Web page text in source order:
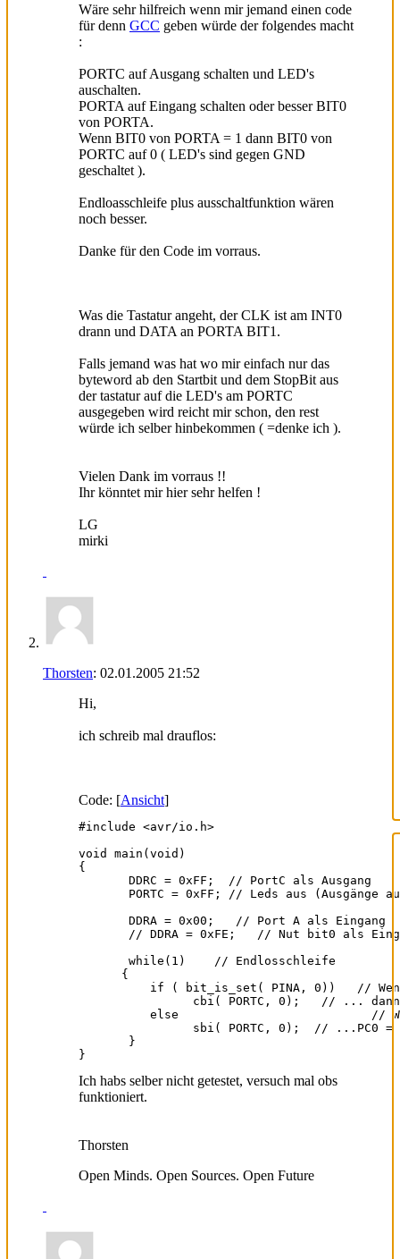
Wäre sehr hilfreich wenn mir jemand einen code
für denn GCC geben würde der folgendes macht
:
PORTC auf Ausgang schalten und LED's
auschalten.
PORTA auf Eingang schalten oder besser BIT0
von PORTA.
Wenn BIT0 von PORTA = 1 dann BIT0 von
PORTC auf 0 ( LED's sind gegen GND
geschaltet ).
Endloasschleife plus ausschaltfunktion wären
noch besser.
Danke für den Code im vorraus.
Was die Tastatur angeht, der CLK ist am INT0
drann und DATA an PORTA BIT1.
Falls jemand was hat wo mir einfach nur das
byteword ab den Startbit und dem StopBit aus
der tastatur auf die LED's am PORTC
ausgegeben wird reicht mir schon, den rest
würde ich selber hinbekommen ( =denke ich ).
Vielen Dank im vorraus !!
Ihr könntet mir hier sehr helfen !
LG
mirki
Thorsten: 02.01.2005 21:52
Hi,
ich schreib mal drauflos:
Code: [Ansicht]
#include <avr/io.h>
void main(void)
{
       DDRC = 0xFF;  // PortC als Ausgang
PORTC = 0xFF; // Leds aus (Ausgänge
       DDRA = 0x00;   // Port A als Eingang
// DDRA = 0xFE;   // Nut bit0 als
       while(1)    // Endlosschleife
      {
if ( bit_is_set( PINA, 0))   //
cbi( PORTC, 0);   // ...
else                           //
sbi( PORTC, 0);  // ...PC0 =
       }
}
Ich habs selber nicht getestet, versuch mal obs
funktioniert.
Thorsten
Open Minds. Open Sources. Open Future